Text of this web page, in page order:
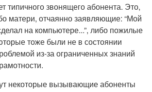
типичного звонящего абонента. Это,
матери, отчаянно заявляющие: “Мой
на компьютере...”, либо пожилые
тоже были не в состоянии
из-за ограниченных знаний
некоторые вызывающие абоненты